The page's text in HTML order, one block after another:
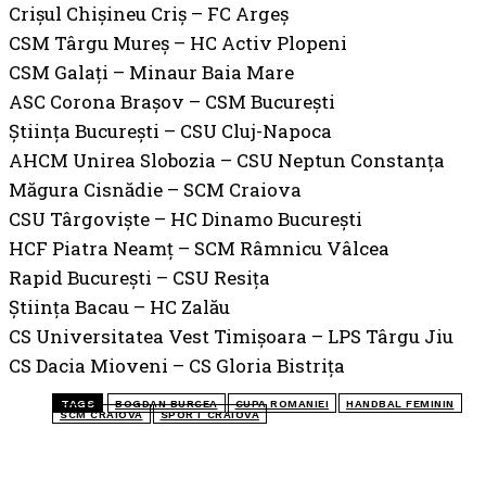
Crișul Chișineu Criș – FC Argeș
CSM Târgu Mureș – HC Activ Plopeni
CSM Galați – Minaur Baia Mare
ASC Corona Brașov – CSM București
Știința București – CSU Cluj-Napoca
AHCM Unirea Slobozia – CSU Neptun Constanța
Măgura Cisnădie – SCM Craiova
CSU Târgoviște – HC Dinamo București
HCF Piatra Neamț – SCM Râmnicu Vâlcea
Rapid București – CSU Resița
Știința Bacau – HC Zalău
CS Universitatea Vest Timișoara – LPS Târgu Jiu
CS Dacia Mioveni – CS Gloria Bistrița
TAGS BOGDAN BURCEA CUPA ROMANIEI
HANDBAL FEMININ
SCM CRAIOVA
SPORT CRAIOVA